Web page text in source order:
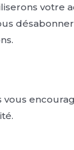
votre